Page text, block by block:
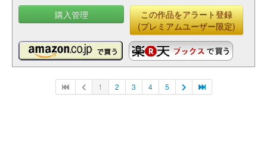
購入管理
この作品をアラート登録
(プレミアムユーザー限定)
1 2 3 4 5